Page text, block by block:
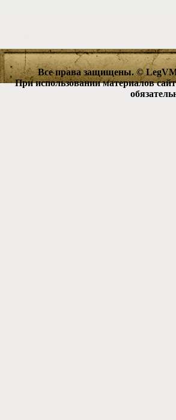
Все права защищены. ©
При использовании материалов